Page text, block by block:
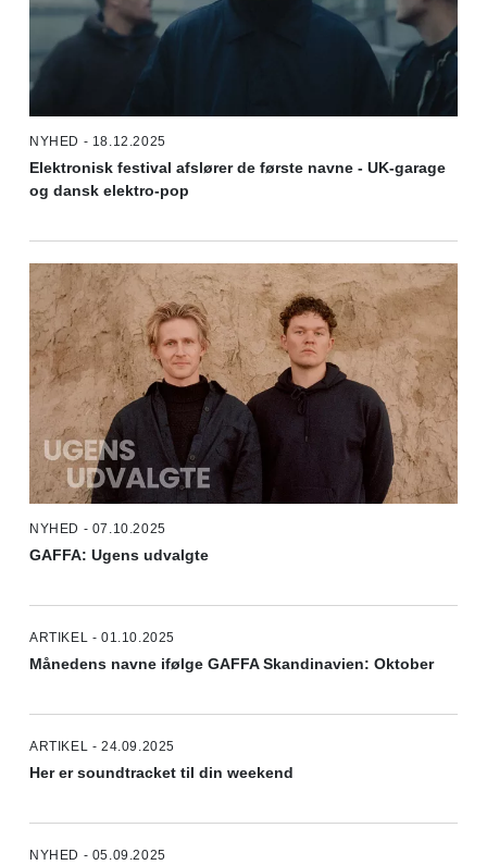
NYHED - 18.12.2025
Elektronisk festival afslører de første navne - UK-garage
og dansk elektro-pop
NYHED - 07.10.2025
GAFFA: Ugens udvalgte
ARTIKEL - 01.10.2025
Månedens navne ifølge GAFFA Skandinavien: Oktober
ARTIKEL - 24.09.2025
Her er soundtracket til din weekend
NYHED - 05.09.2025